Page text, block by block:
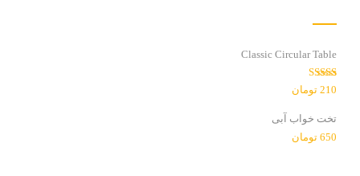
Classic Circular Table
امتیاز
از
210 تومان
تخت خواب آبی
650 تومان